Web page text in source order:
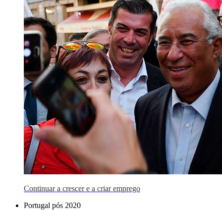
Continuar a crescer e a criar emprego
Portugal pós 2020